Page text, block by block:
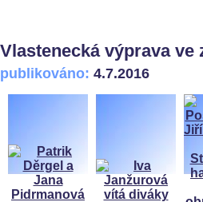
Vlastenecká výprava ve
publikováno: 4.7.2016